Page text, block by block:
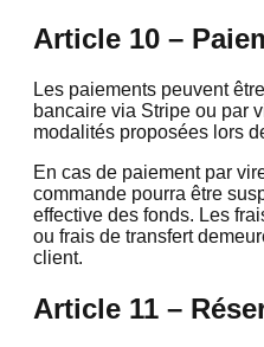
Article 10 –
Les paiements peuvent
bancaire via Stripe ou par
modalités proposées lors
En cas de paiement par
commande pourra être
effective des fonds. Les
ou frais de transfert
client.
Article 11 –